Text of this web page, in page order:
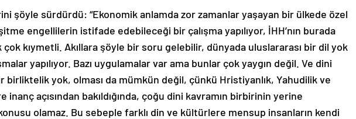
şöyle sürdürdü: “Ekonomik anlamda zor zamanlar yaşayan bir ülkede özel
engellilerin istifade edebileceği bir çalışma yapılıyor, İHH’nın burada
çok kıymetli. Akıllara şöyle bir soru gelebilir, dünyada uluslararası bir dil yok
yapılıyor. Bazı uygulamalar var ama bunlar çok yaygın değil. Ve dini
birliktelik yok, olması da mümkün değil, çünkü Hristiyanlık, Yahudilik ve
inanç açısından bakıldığında, çoğu dini kavramın birbirinin yerine
olamaz. Bu sebeple farklı din ve kültürlere mensup insanların kendi